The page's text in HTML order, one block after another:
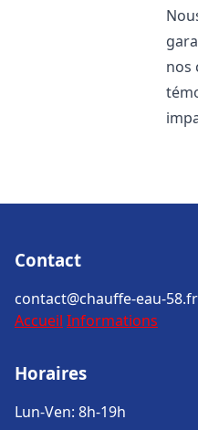
nos
Contact
contact@chauffe-eau-58.fr
Accueil Informations
Horaires
Lun-Ven: 8h-19h